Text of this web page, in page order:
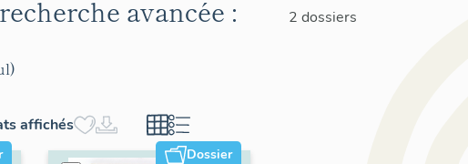
avancée : 2 dossiers
affichés
Dossier